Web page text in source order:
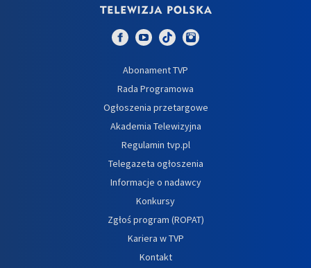
Abonament TVP
Rada Programowa
Ogłoszenia przetargowe
Akademia Telewizyjna
Regulamin tvp.pl
Telegazeta ogłoszenia
Informacje o nadawcy
Konkursy
Zgłoś program (ROPAT)
Kariera w TVP
Kontakt